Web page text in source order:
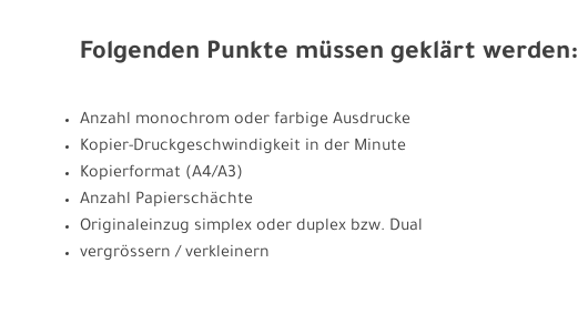
Folgenden Punkte müssen geklärt werden:
Anzahl monochrom oder farbige Ausdrucke
Kopier-Druckgeschwindigkeit in der Minute
Kopierformat (A4/A3)
Anzahl Papierschächte
Originaleinzug simplex oder duplex bzw. Dual
vergrössern / verkleinern